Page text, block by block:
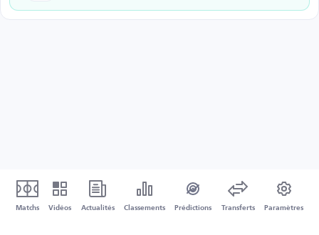
Matchs Vidéos Actualités Classements Prédictions Transferts Paramètres